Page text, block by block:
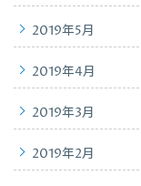
2019年5月
2019年4月
2019年3月
2019年2月